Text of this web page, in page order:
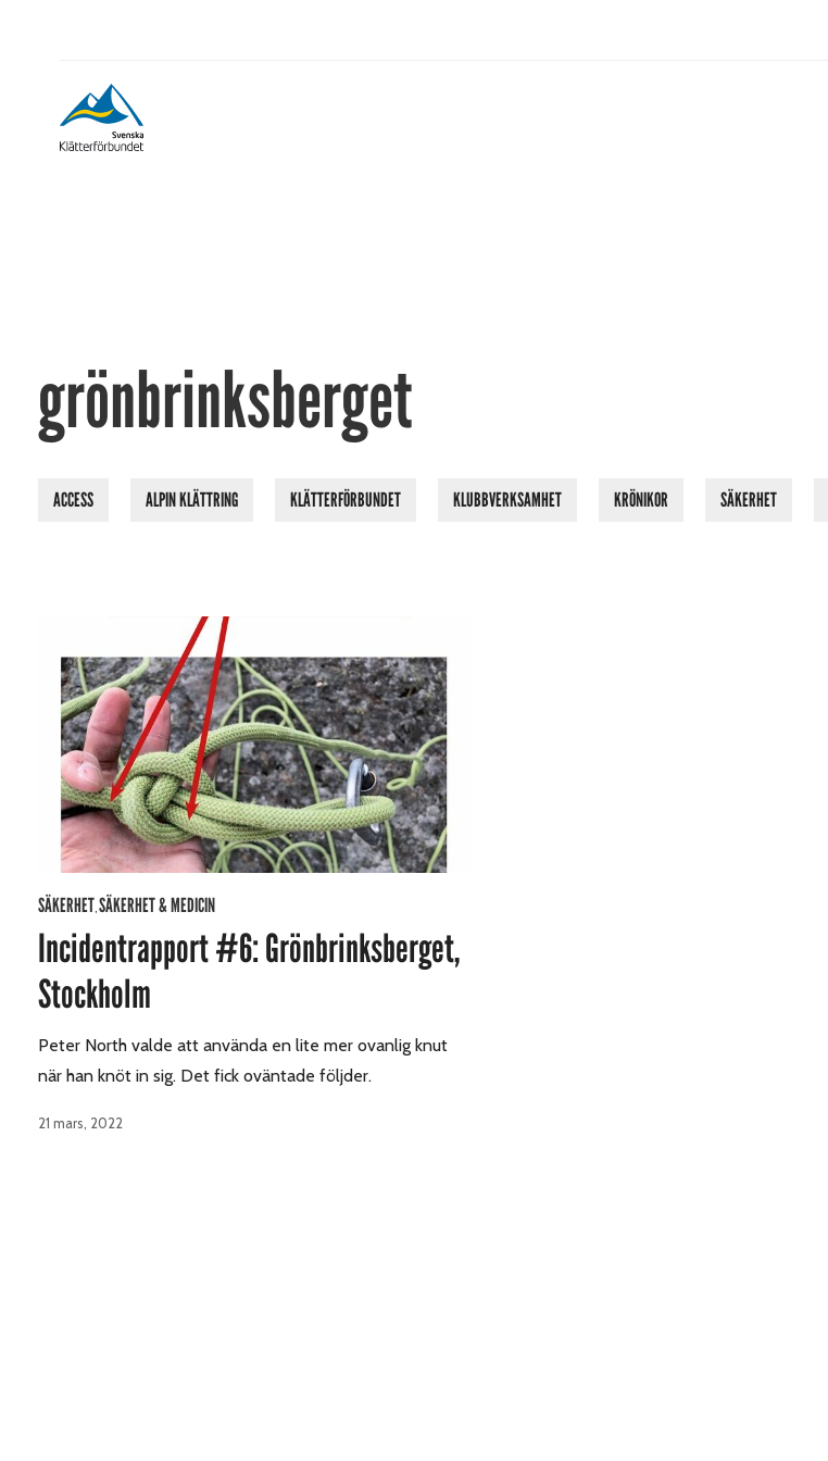
grönbrinksberget
ACCESS ALPIN KLÄTTRING KLÄTTERFÖRBUNDET KLUBBVERKSAMHET KRÖNIKOR SÄKERHET
SÄKERHET,SÄKERHET & MEDICIN
Incidentrapport #6: Grönbrinksberget,
Stockholm
Peter North valde att använda en lite mer ovanlig knut
när han knöt in sig. Det fick oväntade följder.
21 mars, 2022